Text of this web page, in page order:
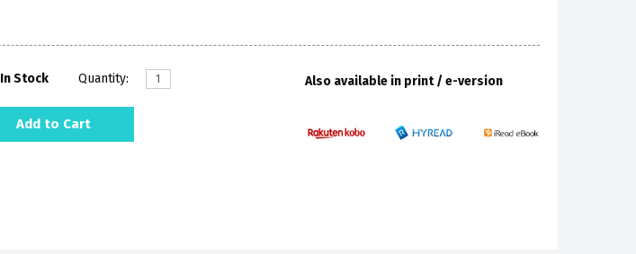
In Stock Quantity:
Add to Cart
Also available in print / e-version